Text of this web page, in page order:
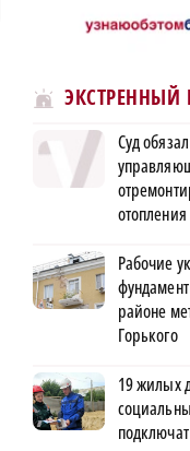
ЭКСТРЕННЫЙ
Суд
отопления
Рабочие
районе
Горького
19 жилых